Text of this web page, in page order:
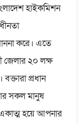
হাইকমিশন
করে। এতে
জেলার ২০ লক্ষ
প্রধান
সকল মানুষ
হয়ে আপনার